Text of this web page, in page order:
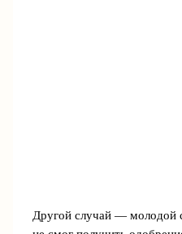
Другой случай — молодой